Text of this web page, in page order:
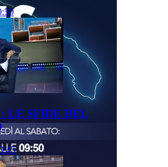
LE SFIDE DEL